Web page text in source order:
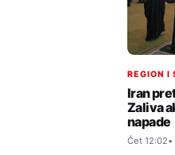
REGION I
Iran
Zaliva
napade
Čet 12:02